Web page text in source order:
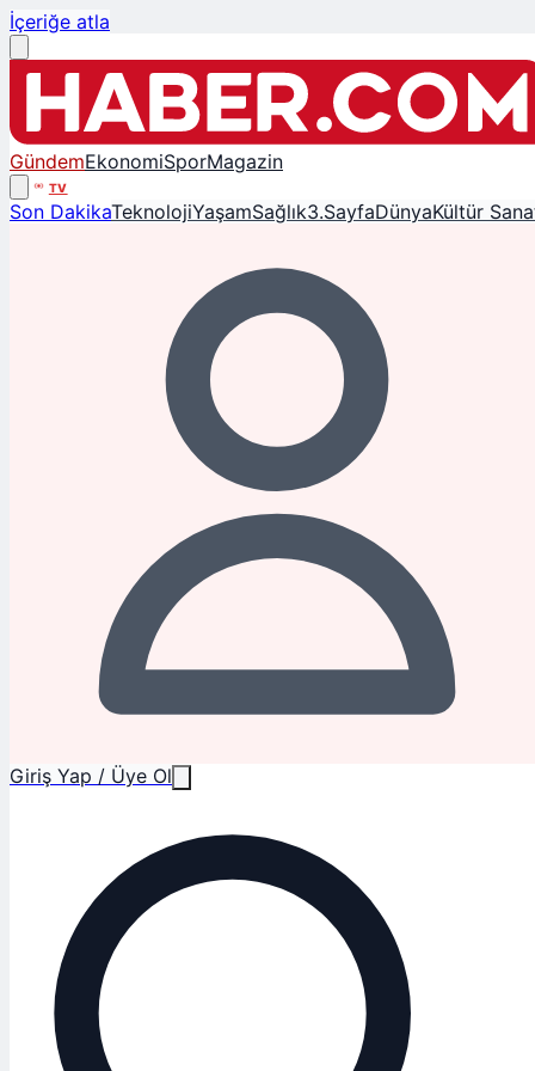
İçeriğe atla
GündemEkonomiSporMagazin
TV
Son DakikaTeknolojiYaşamSağlık3.SayfaDünyaKültür
Giriş Yap / Üye Ol